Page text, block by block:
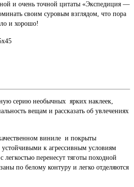
и очень точной цитаты «Экспедиция —
своим суровым взглядом, что пора
и хорошо!
серию необычных ярких наклеек,
вещам и рассказать об увлечениях
виниле и покрыты
к агрессивным условиям
перенесут тяготы походной
по белому контуру и легко отделяются